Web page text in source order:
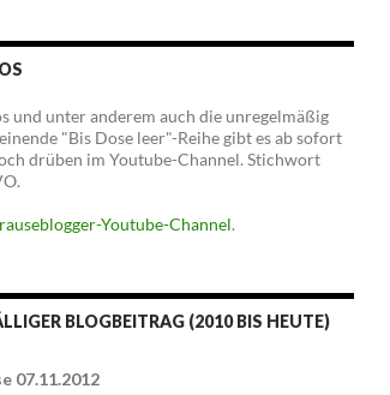
und unter anderem auch die unregelmäßig
"Bis Dose leer"-Reihe gibt es ab sofort
drüben im Youtube-Channel. Stichwort
Youtube-Channel.
BLOGBEITRAG (2010 BIS HEUTE)
07.11.2012